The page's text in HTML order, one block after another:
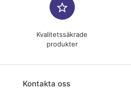
star_border
Kvalitetssäkrade
produkter
Kontakta oss